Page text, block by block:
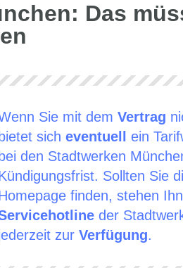
Das
Sie mit dem Vertrag
bietet sich eventuell
ein
bei den Stadtwerken
Sollten Sie
finden, stehen
der
zur Verfügung.